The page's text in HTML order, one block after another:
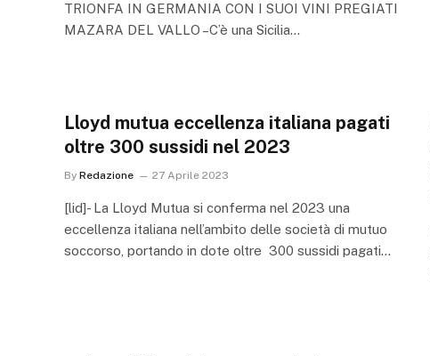
TRIONFA IN GERMANIA CON I SUOI VINI PREGIATI
MAZARA DEL VALLO –C’è una Sicilia…
Lloyd mutua eccellenza italiana pagati
oltre 300 sussidi nel 2023
By Redazione 27 Aprile 2023
[lid]- La Lloyd Mutua si conferma nel 2023 una
eccellenza italiana nell’ambito delle società di mutuo
soccorso, portando in dote oltre 300 sussidi pagati…